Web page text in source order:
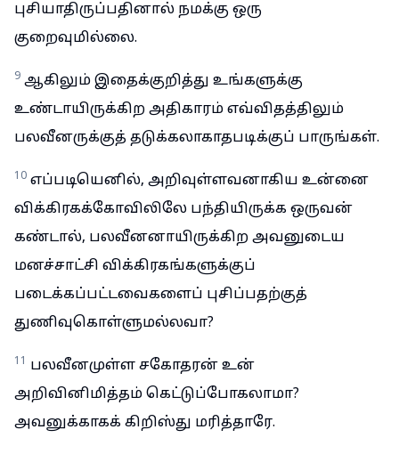
புசியாதிருப்பதினால் நமக்கு ஒரு
குறைவுமில்லை.
9 ஆகிலும் இதைக்குறித்து உங்களுக்கு
உண்டாயிருக்கிற அதிகாரம் எவ்விதத்திலும்
பலவீனருக்குத் தடுக்கலாகாதபடிக்குப் பாருங்கள்.
10 எப்படியெனில், அறிவுள்ளவனாகிய உன்னை
விக்கிரகக்கோவிலிலே பந்தியிருக்க ஒருவன்
கண்டால், பலவீனனாயிருக்கிற அவனுடைய
மனச்சாட்சி விக்கிரகங்களுக்குப்
படைக்கப்பட்டவைகளைப் புசிப்பதற்குத்
துணிவுகொள்ளுமல்லவா?
11 பலவீனமுள்ள சகோதரன் உன்
அறிவினிமித்தம் கெட்டுப்போகலாமா?
அவனுக்காகக் கிறிஸ்து மரித்தாரே.